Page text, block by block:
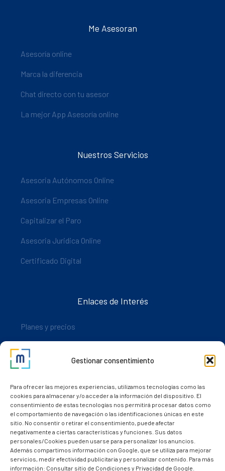
Gestionar consentimiento
Para ofrecer las mejores experiencias, utilizamos tecnologías como las
cookies para almacenar y/o acceder a la información del dispositivo. El
consentimiento de estas tecnologías nos permitirá procesar datos como
el comportamiento de navegación o las identificaciones únicas en este
sitio. No consentir o retirar el consentimiento, puede afectar
negativamente a ciertas características y funciones. Sus datos
personales/Cookies pueden usarse para personalizar los anuncios.
Además compartimos información con Google, que se utiliza para mejorar
servicios, medir efectividad publicitaria y personalizar contenido. Para más
información: Consultar sitio de Condiciones y Privacidad de Google.
Me Asesoran
Asesoría online
Marca la diferencia
Chat directo con tu asesor
La mejor App Asesoría online
Nuestros Servicios
Asesoria Autónomos Online
Asesoria Empresas Online
Capitalizar el Paro
Asesoria Juridica Online
Certificado Digital
Enlaces de Interés
Planes y precios
Descarga nuestra app
Nuestros clientes
Dudas y consultas